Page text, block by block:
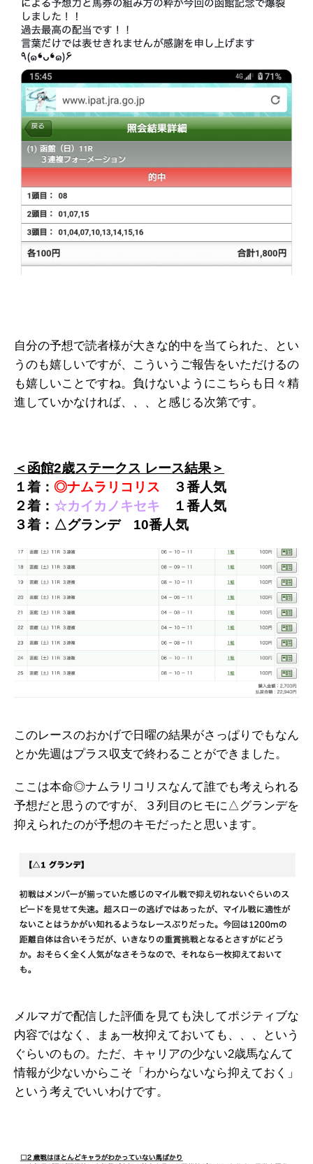
自分の予想で読者様が大きな的中を当てられた、とい
うのも嬉しいですが、こういうご報告をいただけるの
も嬉しいことですね。負けないようにこちらも日々精
進していかなければ、、、と感じる次第です。
＜函館2歳ステークス レース結果＞
１着： ◎ナムラリコリス ３番人気
２着： ☆カイカノキセキ １番人気
３着：△グランデ10番人気
このレースのおかげで日曜の結果がさっぱりでもなん
とか先週はプラス収支で終わることができました。
ここは本命◎ナムラリコリスなんて誰でも考えられる
予想だと思うのですが、３列目のヒモに△グランデを
抑えられたのが予想のキモだったと思います。
メルマガで配信した評価を見ても決してポジティブな
内容ではなく、まぁ一枚抑えておいても、、、という
ぐらいのもの。ただ、キャリアの少ない2歳馬なんて
情報が少ないからこそ「わからないなら抑えておく」
という考えでいいわけです。